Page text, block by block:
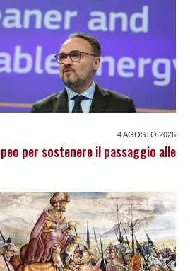
4 AGOSTO 2026
per sostenere il passaggio alle